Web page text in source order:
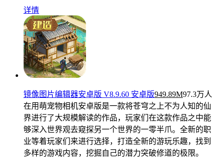
详情
镜像图片编辑器安卓版 V8.9.60 安卓版949.89M97.3万人
在用 萌宠物相机安卓版是一款将苍穹之上不为人知的仙
界进行了大规模解读的作品，玩家们在这款作品之中能
够深入世界观去窥探另一个世界的一零半爪。全新的职
业等着玩家们来进行选择，打造全新的游玩乐趣，找到
多样的游戏内容，挖掘自己的潜力突破修道的极限。